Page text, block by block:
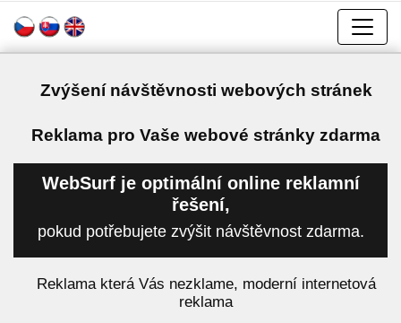
Zvýšení návštěvnosti webových stránek
Reklama pro Vaše webové stránky zdarma
WebSurf je optimální online reklamní
řešení,
pokud potřebujete zvýšit návštěvnost zdarma.
Reklama která Vás nezklame, moderní internetová
reklama